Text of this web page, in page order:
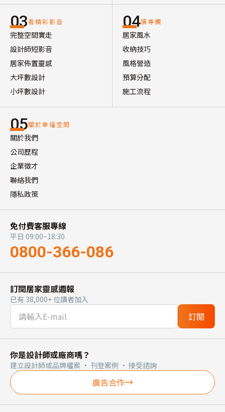
03看精彩影音
完整空間實走
設計師短影音
居家佈置靈感
大坪數設計
小坪數設計
04讀專欄
居家風水
收納技巧
風格營造
預算分配
施工流程
05關於幸福空間
關於我們
公司歷程
企業徵才
聯絡我們
隱私政策
免付費客服專線
平日 09:00~18:30
0800-366-086
訂閱居家靈感週報
已有 38,000+ 位讀者加入
訂閱
你是設計師或廠商嗎？
建立設計師或品牌檔案 · 刊登案例 · 接受諮詢
廣告合作